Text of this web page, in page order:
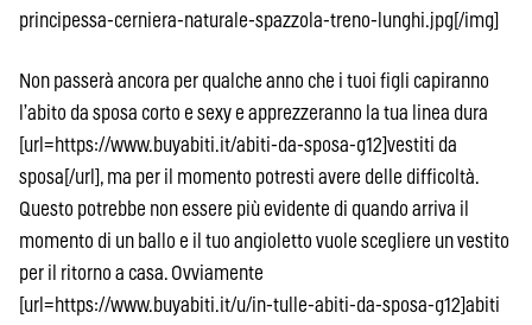
principessa-cerniera-naturale-spazzola-treno-lunghi.jpg[/img]
Non passerà ancora per qualche anno che i tuoi figli capiranno
l’abito da sposa corto e sexy e apprezzeranno la tua linea dura
[url=https://www.buyabiti.it/abiti-da-sposa-g12]vestiti da
sposa[/url], ma per il momento potresti avere delle difficoltà.
Questo potrebbe non essere più evidente di quando arriva il
momento di un ballo e il tuo angioletto vuole scegliere un vestito
per il ritorno a casa. Ovviamente
[url=https://www.buyabiti.it/u/in-tulle-abiti-da-sposa-g12]abiti